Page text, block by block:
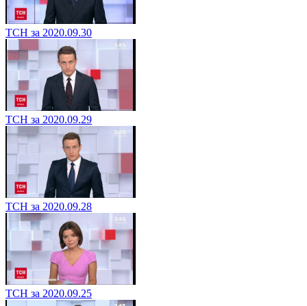
ТСН за 2020.09.30
ТСН за 2020.09.29
ТСН за 2020.09.28
ТСН за 2020.09.25